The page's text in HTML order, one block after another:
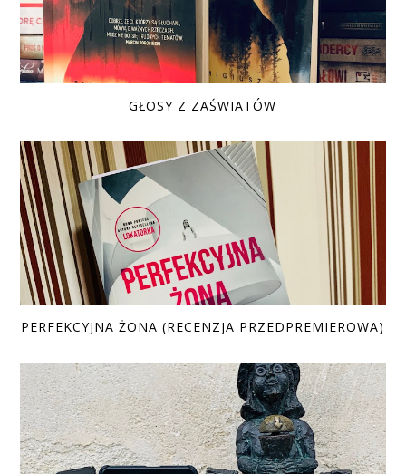
GŁOSY Z ZAŚWIATÓW
PERFEKCYJNA ŻONA (RECENZJA PRZEDPREMIEROWA)